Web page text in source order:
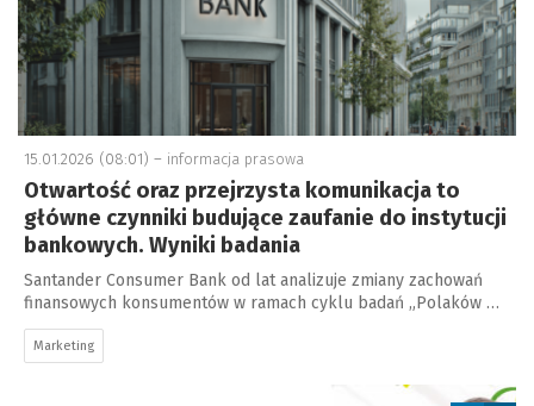
15.01.2026 (08:01) – informacja prasowa
Otwartość oraz przejrzysta komunikacja to
główne czynniki budujące zaufanie do instytucji
bankowych. Wyniki badania
Santander Consumer Bank od lat analizuje zmiany zachowań
finansowych konsumentów w ramach cyklu badań „Polaków …
Marketing